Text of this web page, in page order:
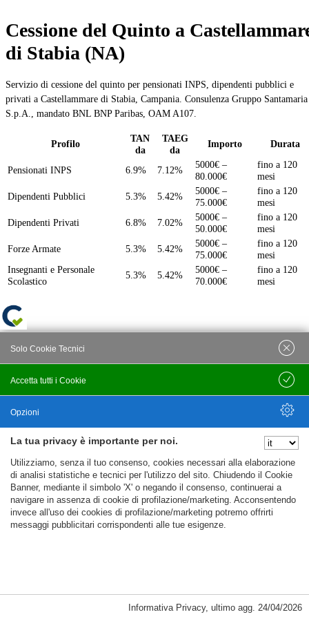
Cessione del Quinto a
di Stabia (NA)
Servizio di cessione del quinto per pensionati INPS, dipendenti pubblici e
privati a Castellammare di Stabia, Campania. Consulenza Gruppo Santamaria
S.p.A., mandato BNL BNP Paribas, OAM A107.
Profilo
TAN
da
TAEG
da
Importo Durata
Pensionati INPS 6.9% 7.12%
5000€ –
80.000€
fino a 120
mesi
Dipendenti Pubblici
5.3% 5.42%
5000€ –
75.000€
fino a 120
mesi
Dipendenti Privati
6.8% 7.02%
5000€ –
50.000€
fino a 120
mesi
Forze Armate
5.3% 5.42%
5000€ –
75.000€
fino a 120
mesi
Insegnanti e Personale
Scolastico
5.3% 5.42%
5000€ –
70.000€
fino a 120
mesi
La tua privacy è importante per noi.
Utilizziamo, senza il tuo consenso, cookies necessari alla elaborazione
di analisi statistiche e tecnici per l'utilizzo del sito. Chiudendo il Cookie
Banner, mediante il simbolo 'X' o negando il consenso, continuerai a
navigare in assenza di cookie di profilazione/marketing. Acconsentendo
invece all'uso dei cookies di profilazione/marketing potremo offrirti
messaggi pubblicitari corrispondenti alle tue esigenze.
Cookie Necessari, Tecnici di Sessione
Accetta tutti i Cookie
Solo Cookie Tecnici
Salva
Opzioni
Nascondi Opzioni
Informativa Privacy, ultimo agg. 24/04/2026